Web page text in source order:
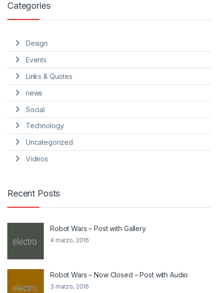
Categories
Design
Events
Links & Quotes
news
Social
Technology
Uncategorized
Videos
Recent Posts
Robot Wars – Post with Gallery
4 marzo, 2016
Robot Wars – Now Closed – Post with Audio
3 marzo, 2016